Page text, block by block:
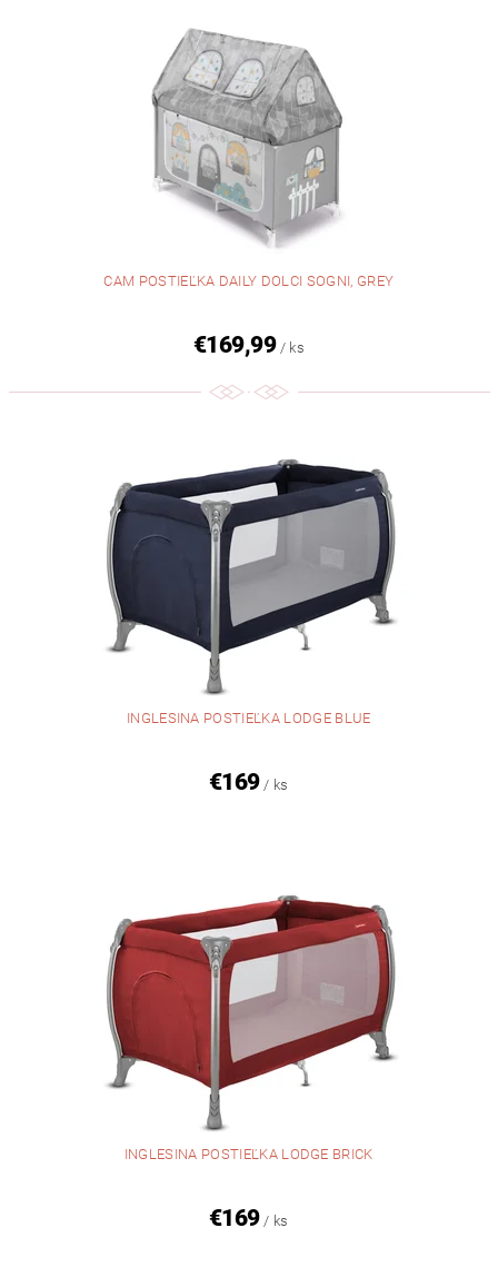
CAM POSTIEĽKA DAILY DOLCI SOGNI, GREY
€169,99 / ks
INGLESINA POSTIEĽKA LODGE BLUE
€169 / ks
INGLESINA POSTIEĽKA LODGE BRICK
€169 / ks